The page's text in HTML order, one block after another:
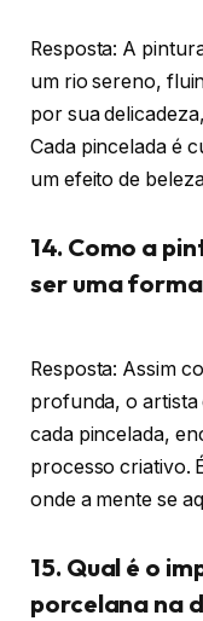
Resposta: A
um rio sereno,
por sua
Cada pincelada é
um efeito de
14. Como a
ser uma
Resposta: Assim
profunda, o
cada pincelada,
processo criativo.
onde a mente se
15. Qual é o
porcelana na